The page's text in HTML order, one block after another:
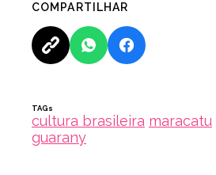
COMPARTILHAR
TAGs
cultura brasileira maracatu
guarany